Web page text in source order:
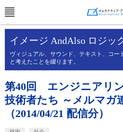
イメージ AndAlso ロジッ
ヴィジュアル、サウンド、テキスト、コー
と考えたことを綴ります。
第40回 エンジニアリ
技術者たち ～メルマガ
（2014/04/21 配信分）